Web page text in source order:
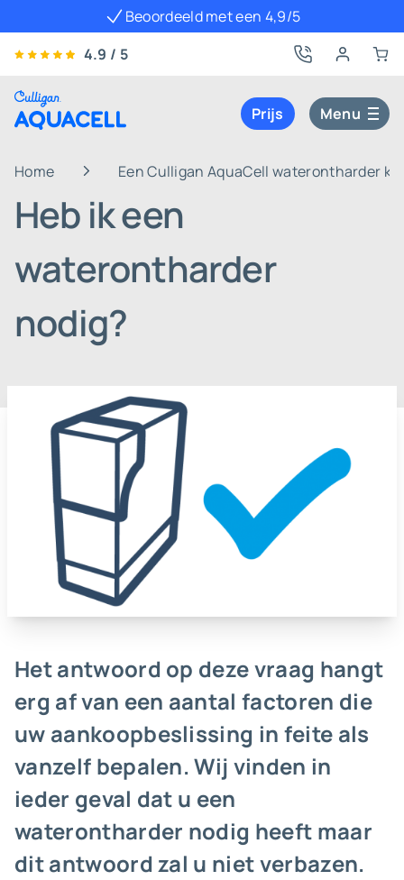
Beoordeeld met een 4,9/5
4.9 / 5
Prijs Menu
Home Een Culligan AquaCell waterontharder
Heb ik een
waterontharder
nodig?
Het antwoord op deze vraag hangt
erg af van een aantal factoren die
uw aankoopbeslissing in feite als
vanzelf bepalen. Wij vinden in
ieder geval dat u een
waterontharder nodig heeft maar
dit antwoord zal u niet verbazen.